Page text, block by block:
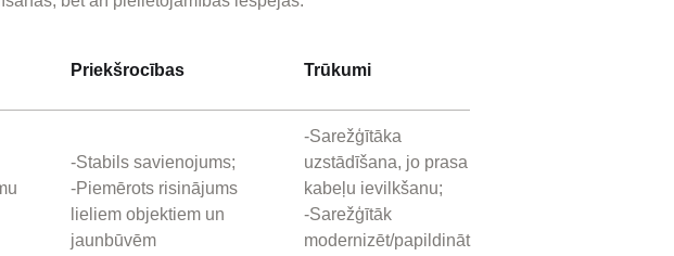
Priekšrocības Trūkumi
-Stabils savienojums;
-Piemērots risinājums
lieliem objektiem un
jaunbūvēm
-Sarežģītāka
uzstādīšana, jo prasa
kabeļu ievilkšanu;
-Sarežģītāk
modernizēt/papildināt